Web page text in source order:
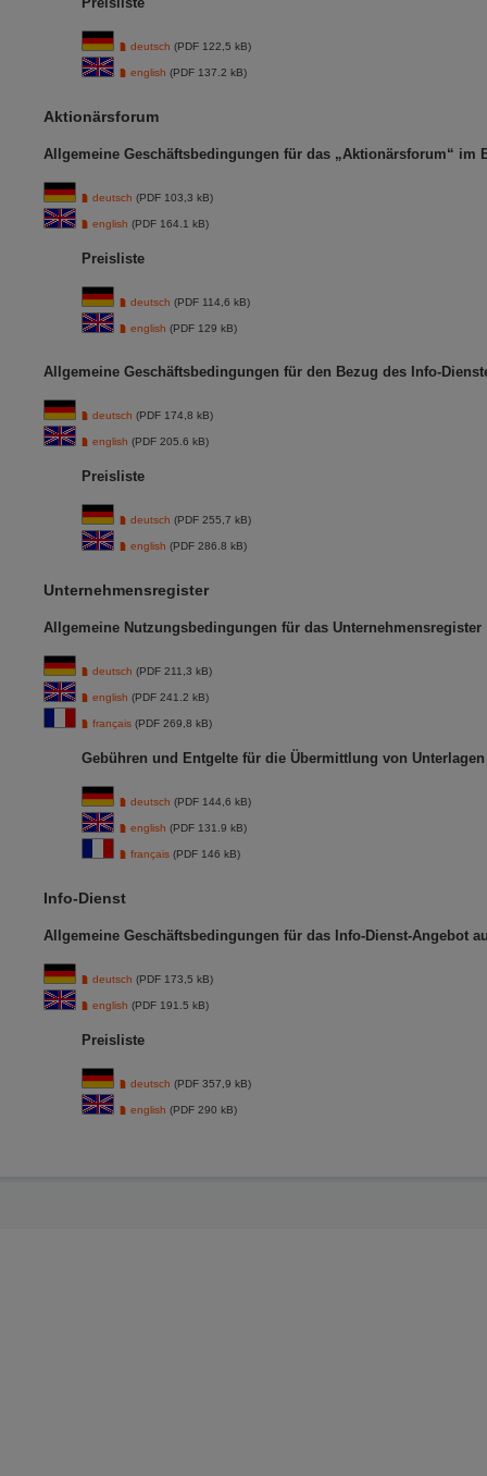
deutsch (PDF 122,5 kB)
english (PDF 137.2 kB)
Aktionärsforum
Allgemeine Geschäftsbedingungen für das „Aktionärsforum“ im
deutsch (PDF 103,3 kB)
english (PDF 164.1 kB)
Preisliste
deutsch (PDF 114,6 kB)
english (PDF 129 kB)
Allgemeine Geschäftsbedingungen für den Bezug des Info-
deutsch (PDF 174,8 kB)
english (PDF 205.6 kB)
Preisliste
deutsch (PDF 255,7 kB)
english (PDF 286.8 kB)
Unternehmensregister
Allgemeine Nutzungsbedingungen für das Unternehmensregister
deutsch (PDF 211,3 kB)
english (PDF 241.2 kB)
français (PDF 269,8 kB)
Gebühren und Entgelte für die Übermittlung von
deutsch (PDF 144,6 kB)
english (PDF 131.9 kB)
français (PDF 146 kB)
Info-Dienst
Allgemeine Geschäftsbedingungen für das Info-Dienst-Angebot
deutsch (PDF 173,5 kB)
english (PDF 191.5 kB)
Preisliste
deutsch (PDF 357,9 kB)
english (PDF 290 kB)